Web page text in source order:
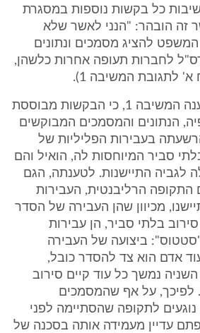
כל בקשות נוספות במסגרת
הובהר: "הנני לאשר שלא
להציג מסמכים ונתונים
לחברות תעופה אחרות כלשהן,
לתגובת המשיבה 1).
5. לגופו של עניין, טענה המשיבה 1, כי הבקשות מבוססת
הנתונים והמסמכים המבוקשים
בעבירות הפליליות של
סביר המיוחסות לה, הואיל והם
לגביה התיישנות. לטענתה, הגם
מתום התקופה הרליבנטית, העבירות
מכיוון שהן העבירה של הסדר
בלתי סביר, הן עבירות
ביצועה של העבירה
אדם הוא צד להסדר כובל,
נמשך כל עוד קיים סירוב
לפיכך, על אף שהמסמכים
נוגעים לתקופה שהסתיימה לפני
חשיפתם עדיין מעמידה אותה בסכנה של